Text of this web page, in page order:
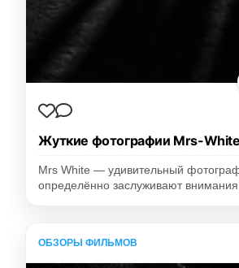
Жуткие фотографии Mrs-White
Mrs White — удивительный
определённо заслуживают
ОБЗОРЫ ФИЛЬМОВ